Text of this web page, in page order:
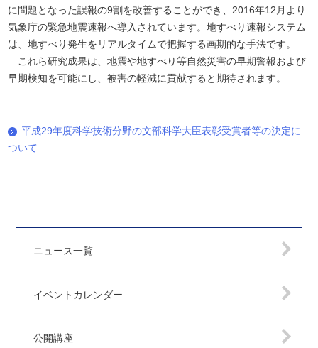
に問題となった誤報の9割を改善することができ、2016年12月より
気象庁の緊急地震速報へ導入されています。地すべり速報システム
は、地すべり発生をリアルタイムで把握する画期的な手法です。
これら研究成果は、地震や地すべり等自然災害の早期警報および
早期検知を可能にし、被害の軽減に貢献すると期待されます。
平成29年度科学技術分野の文部科学大臣表彰受賞者等の決定に
ついて
ニュース一覧
イベントカレンダー
公開講座